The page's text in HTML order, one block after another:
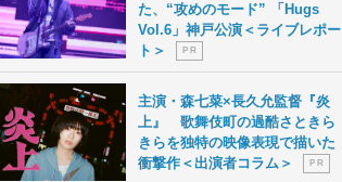
た、“攻めのモード” 「Hugs
Vol.6」神戸公演＜ライブレポー
ト＞
P R
主演・森七菜×長久允監督『炎
上』 歌舞伎町の過酷さときら
きらを独特の映像表現で描いた
衝撃作＜出演者コラム＞
P R